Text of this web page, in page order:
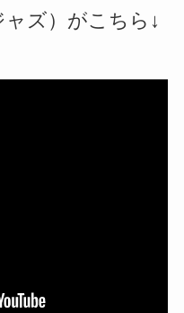
ズ）がこちら↓